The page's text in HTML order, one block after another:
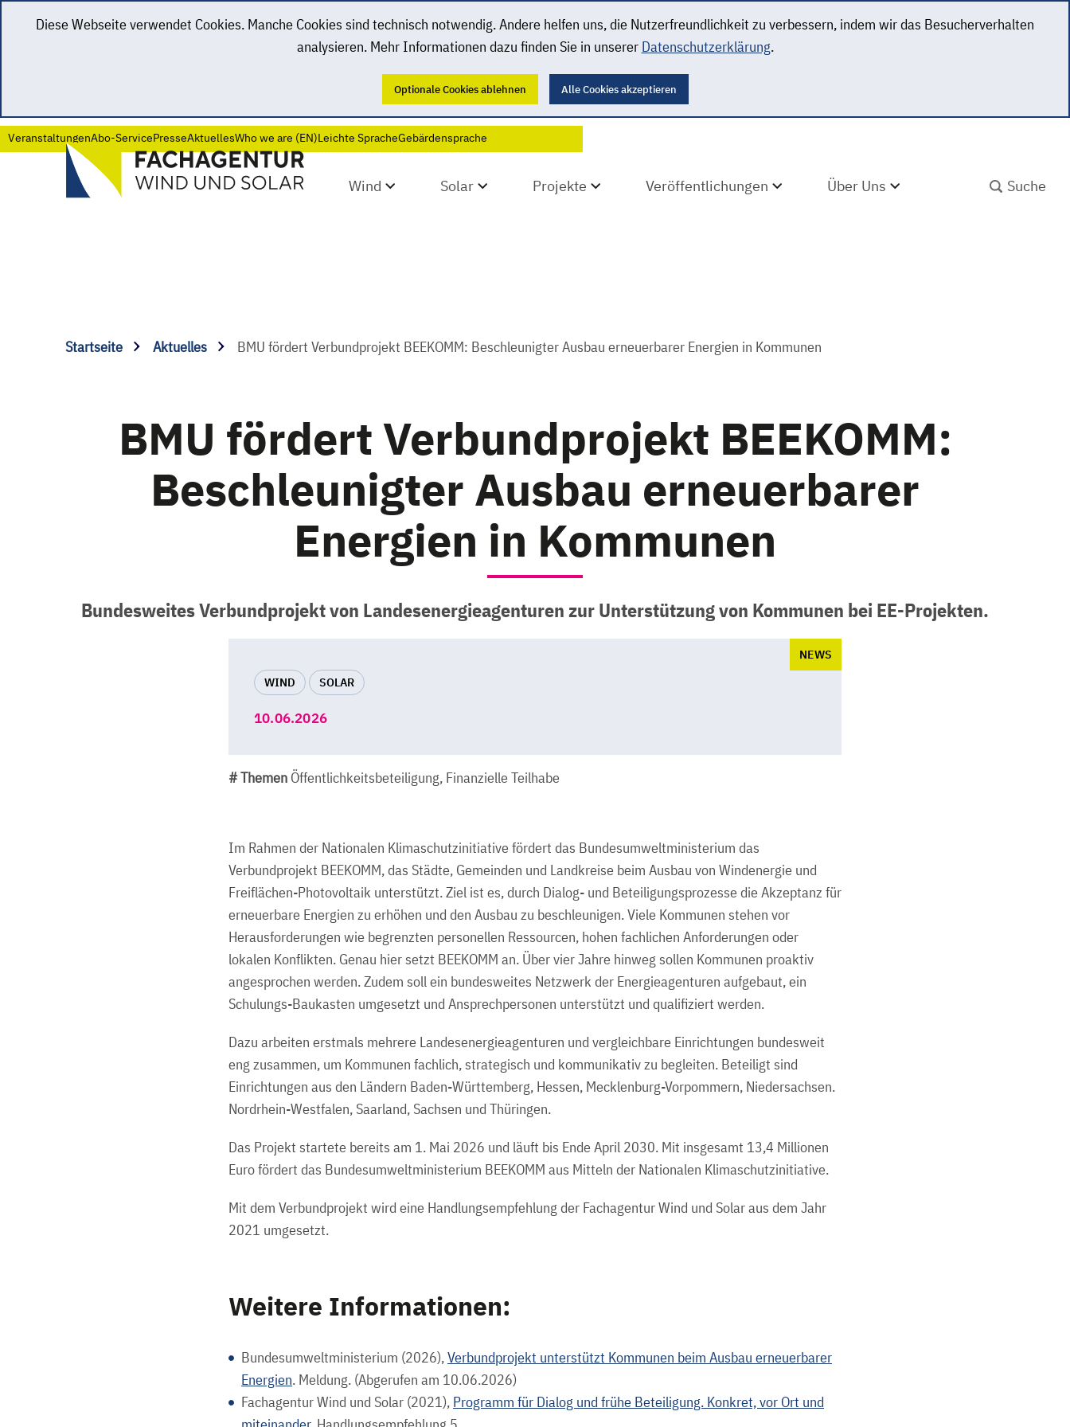
Diese Webseite verwendet Cookies. Manche Cookies sind technisch notwendig. Andere helfen uns, die Nutzerfreundlichkeit zu verbessern, indem wir das Besucherverhalten
analysieren. Mehr Informationen dazu finden Sie in unserer Datenschutzerklärung.
Optionale Cookies ablehnen Alle Cookies akzeptieren
VeranstaltungenAbo-ServicePresseAktuellesWho we are (EN)Leichte SpracheGebärdensprache
Wind Solar Projekte Veröffentlichungen Über Uns
Startseite Aktuelles BMU fördert Verbundprojekt BEEKOMM: Beschleunigter Ausbau erneuerbarer Energien in Kommunen
BMU fördert Verbundprojekt BEEKOMM:
Beschleunigter Ausbau erneuerbarer
Energien in Kommunen
Bundesweites Verbundprojekt von Landesenergieagenturen zur Unterstützung von Kommunen bei EE-Projekten.
WIND SOLAR
NEWS
10.06.2026
# Themen Öffentlichkeitsbeteiligung, Finanzielle Teilhabe
Im Rahmen der Nationalen Klimaschutzinitiative fördert das Bundesumweltministerium das
Verbundprojekt BEEKOMM, das Städte, Gemeinden und Landkreise beim Ausbau von Windenergie und
Freiflächen-Photovoltaik unterstützt. Ziel ist es, durch Dialog- und Beteiligungsprozesse die Akzeptanz für
erneuerbare Energien zu erhöhen und den Ausbau zu beschleunigen. Viele Kommunen stehen vor
Herausforderungen wie begrenzten personellen Ressourcen, hohen fachlichen Anforderungen oder
lokalen Konflikten. Genau hier setzt BEEKOMM an. Über vier Jahre hinweg sollen Kommunen proaktiv
angesprochen werden. Zudem soll ein bundesweites Netzwerk der Energieagenturen aufgebaut, ein
Schulungs-Baukasten umgesetzt und Ansprechpersonen unterstützt und qualifiziert werden.
Dazu arbeiten erstmals mehrere Landesenergieagenturen und vergleichbare Einrichtungen bundesweit
eng zusammen, um Kommunen fachlich, strategisch und kommunikativ zu begleiten. Beteiligt sind
Einrichtungen aus den Ländern Baden-Württemberg, Hessen, Mecklenburg-Vorpommern, Niedersachsen.
Nordrhein-Westfalen, Saarland, Sachsen und Thüringen.
Das Projekt startete bereits am 1. Mai 2026 und läuft bis Ende April 2030. Mit insgesamt 13,4 Millionen
Euro fördert das Bundesumweltministerium BEEKOMM aus Mitteln der Nationalen Klimaschutzinitiative.
Mit dem Verbundprojekt wird eine Handlungsempfehlung der Fachagentur Wind und Solar aus dem Jahr
2021 umgesetzt.
Weitere Informationen:
Bundesumweltministerium (2026),Verbundprojekt unterstützt Kommunen beim Ausbau erneuerbarer
Energien. Meldung. (Abgerufen am 10.06.2026)
Fachagentur Wind und Solar (2021), Programm für Dialog und frühe Beteiligung. Konkret, vor Ort und